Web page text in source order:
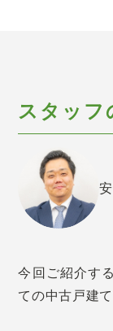
スタッフ
今回ご紹介す
ての中古戸建